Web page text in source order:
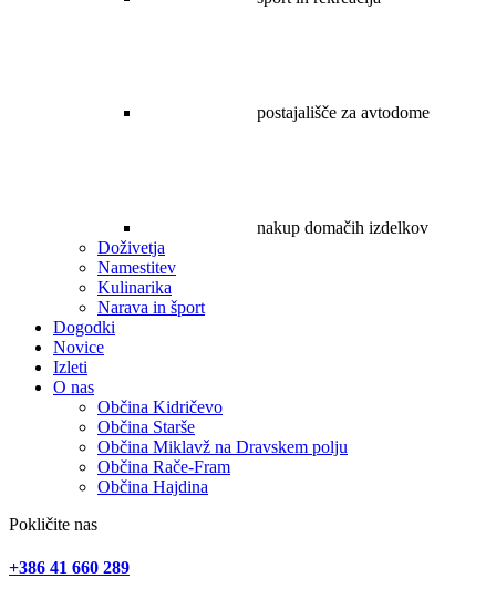
postajališče za avtodome
nakup domačih izdelkov
Doživetja
Namestitev
Kulinarika
Narava in šport
Dogodki
Novice
Izleti
O nas
Občina Kidričevo
Občina Starše
Občina Miklavž na Dravskem polju
Občina Rače-Fram
Občina Hajdina
Pokličite nas
+386 41 660 289